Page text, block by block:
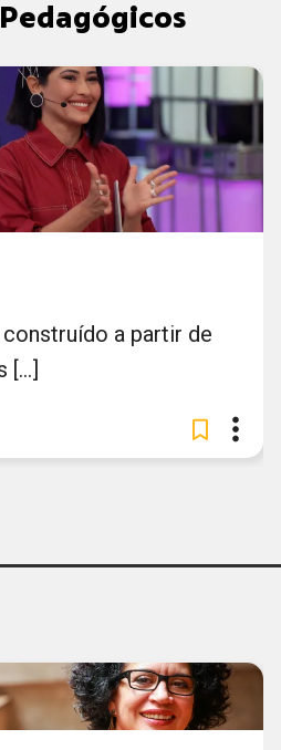
construído a partir de
[...]